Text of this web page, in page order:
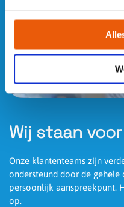
Wij staan
Onze klantenteams zijn
ondersteund door de
persoonlijk aanspreekpunt.
op.